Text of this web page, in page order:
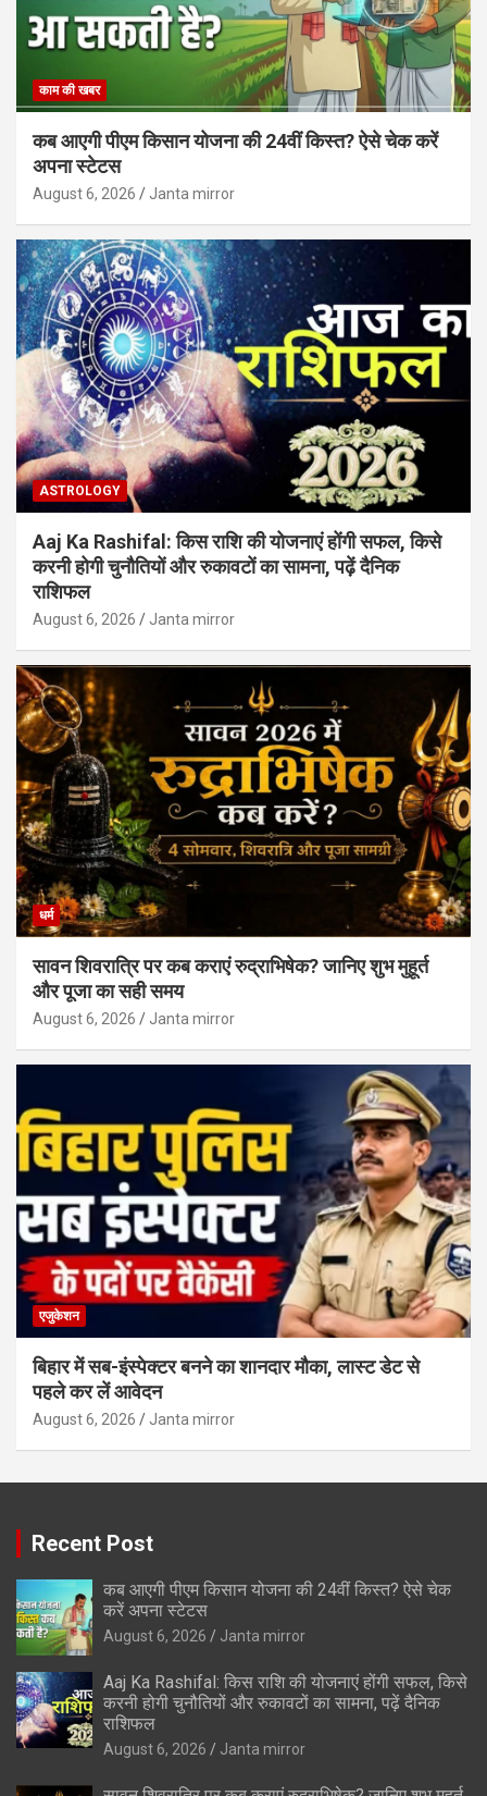
काम की खबर
कब आएगी पीएम किसान योजना की 24वीं किस्त? ऐसे चेक करें
अपना स्टेटस
August 6, 2026 Janta mirror
ASTROLOGY
Aaj Ka Rashifal: किस राशि की योजनाएं होंगी सफल, किसे
करनी होगी चुनौतियों और रुकावटों का सामना, पढ़ें दैनिक
राशिफल
August 6, 2026 Janta mirror
धर्म
सावन शिवरात्रि पर कब कराएं रुद्राभिषेक? जानिए शुभ मुहूर्त
और पूजा का सही समय
August 6, 2026 Janta mirror
एजुकेशन
बिहार में सब-इंस्पेक्टर बनने का शानदार मौका, लास्ट डेट से
पहले कर लें आवेदन
August 6, 2026 Janta mirror
Recent Post
कब आएगी पीएम किसान योजना की 24वीं किस्त? ऐसे चेक
करें अपना स्टेटस
August 6, 2026 Janta mirror
Aaj Ka Rashifal: किस राशि की योजनाएं होंगी सफल, किसे
करनी होगी चुनौतियों और रुकावटों का सामना, पढ़ें दैनिक
राशिफल
August 6, 2026 Janta mirror